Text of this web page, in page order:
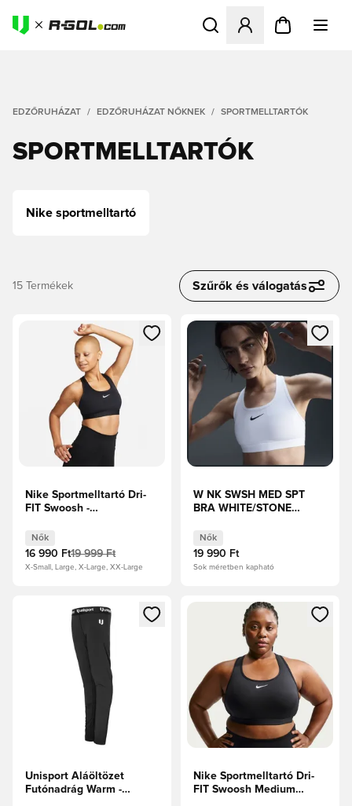
Megnyit egy modált a
EDZŐRUHÁZAT EDZŐRUHÁZAT NŐKNEK SPORTMELLTARTÓK
SPORTMELLTARTÓK
Nike sportmelltartó
15 Termékek Szűrők és válogatás
Megnyit egy modált a bejelentkezéshez vagy a tagként
Nike Sportmelltartó Dri-
FIT Swoosh -
Nők
16 990 Ft19 999 Ft
X-Small, Large, X-Large, XX-Large
Megnyit egy modált a
W NK SWSH MED SPT
BRA WHITE/STONE
Nők
19 990 Ft
Sok méretben kapható
Megnyit egy modált a bejelentkezéshez vagy a tagként
Unisport Aláöltözet
Futónadrág Warm -
Megnyit egy modált a
Nike Sportmelltartó Dri-
FIT Swoosh Medium